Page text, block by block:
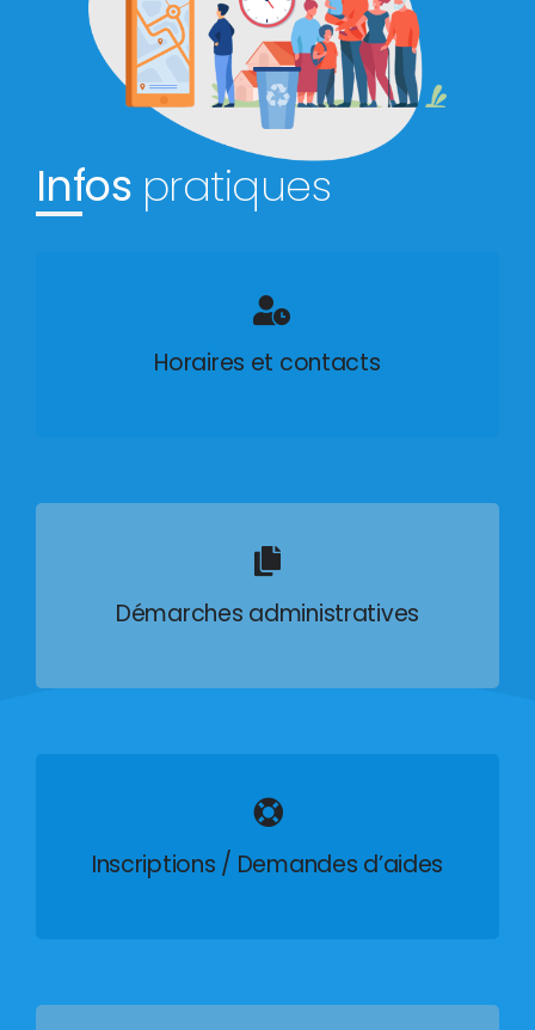
Infos pratiques
Horaires et contacts
Démarches administratives
Inscriptions / Demandes d’aides